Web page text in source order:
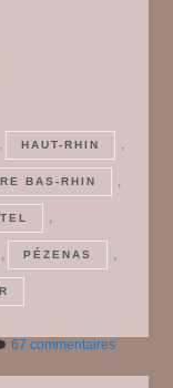
, HAUT-RHIN ,
BAS-RHIN ,
,
, PÉZENAS ,
67 commentairessur